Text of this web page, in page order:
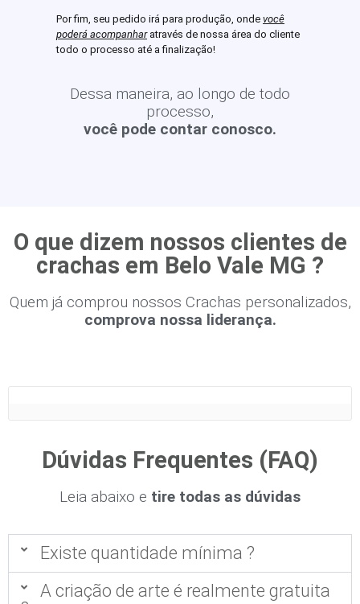
Por fim, seu pedido irá para produção, onde você
poderá acompanharatravés de nossa área do cliente
todo o processo até a finalização!
Dessa maneira, ao longo de todo
processo,
você pode contar conosco.
O que dizem nossos clientes de
crachas em Belo Vale MG ?
Quem já comprou nossos Crachas personalizados,
comprova nossa liderança.
Dúvidas Frequentes (FAQ)
Leia abaixo e tire todas as dúvidas
Existe quantidade mínima ?
A criação de arte é realmente gratuita